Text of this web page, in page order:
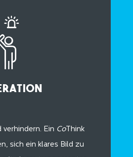
Ein CoThink
sich ein klares Bild zu